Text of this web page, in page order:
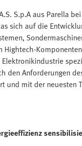
S.p.A aus Parella
sich auf die
Hightech-
den Anforderungen
und mit der neuesten